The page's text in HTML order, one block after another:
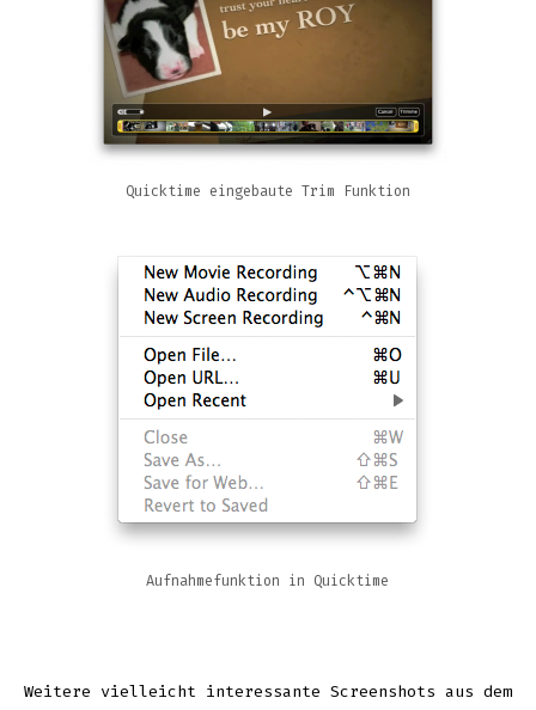
Quicktime eingebaute Trim Funktion
Aufnahmefunktion in Quicktime
Weitere vielleicht interessante Screenshots aus dem